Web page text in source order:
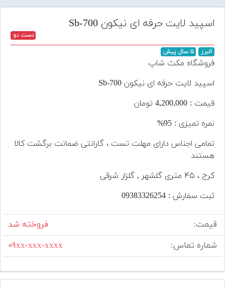
تجهیزات
مکث
افزودن
دست
قیمت
بله
اسپید لایت حرفه ای نیکون Sb-700
دست دو
البرز ۵ سال پیش
فروشگاه مکث شاپ
اسپید لایت حرفه ای نیکون Sb-700
قیمت : 4,200,000 تومان
نمره تمیزی : 95%
تمامی اجناس دارای مهلت تست ، گارانتی ضمانت برگشت کالا
هستند
کرج ، ۴۵ متری گلشهر , گلزار شرقی
ثبت سفارش : 093‌833‌262‌54
قیمت:
فروخته شد
شماره تماس:
۰۹xx-xxx-xxxx